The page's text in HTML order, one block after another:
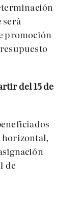
será
promoción
del 15 de
horizontal,
de